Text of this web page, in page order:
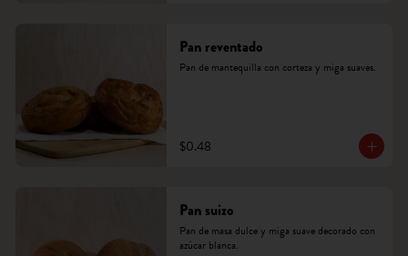
Pan reventado
Pan de mantequilla con corteza y miga suaves.
$0.48
Pan suizo
Pan de masa dulce y miga suave decorado con
azúcar blanca.